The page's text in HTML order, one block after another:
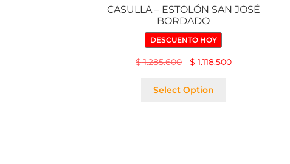
CASULLA – ESTOLÓN SAN JOSÉ
BORDADO
DESCUENTO HOY
$1.285.600 $ 1.118.500
Select Option